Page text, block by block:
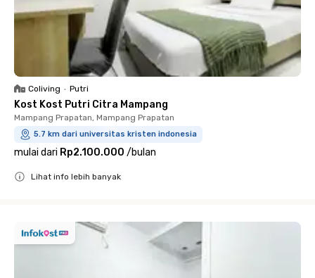
Coliving • Putri
Kost Kost Putri Citra Mampang
Mampang Prapatan, Mampang Prapatan
5.7 km dari universitas kristen indonesia
mulai dari Rp2.100.000 /bulan
Lihat info lebih banyak